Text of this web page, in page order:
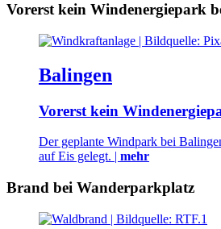
Vorerst kein Windenergiepark
Balingen
Vorerst kein
Der geplante Windpark bei
auf Eis gelegt. | mehr
Brand bei Wanderparkplatz